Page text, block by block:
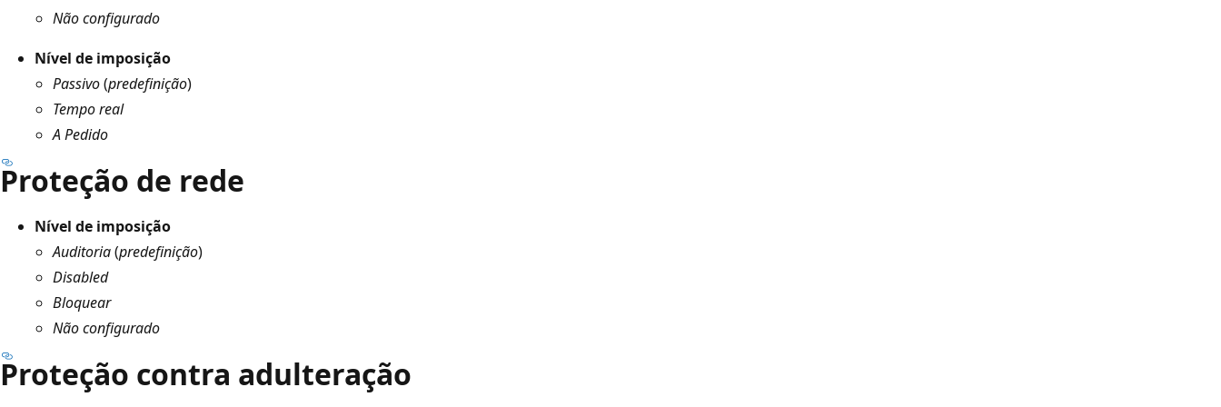
Não configurado
Nível de imposição
Passivo(predefinição)
Tempo real
A Pedido
Proteção de rede
Nível de imposição
Auditoria(predefinição)
Disabled
Bloquear
Não configurado
Proteção contra adulteração